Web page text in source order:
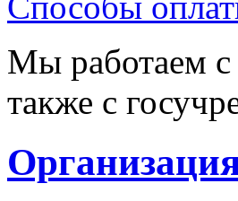
Мы работаем
также с